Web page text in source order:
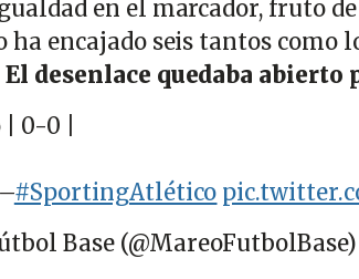
en el marcador, fruto
ha encajado seis tantos como
El desenlace quedaba abierto
0-0 |
#SportingAtlético
Base